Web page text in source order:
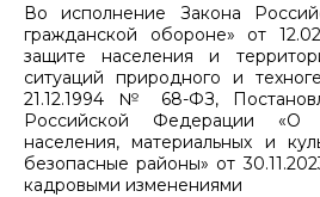
Во исполнение Закона
гражданской обороне» от
защите населения и
ситуаций природного и
21.12.1994 № 68-ФЗ,
Российской Федерации «О
населения, материальных и
безопасные районы» от
кадровыми изменениями